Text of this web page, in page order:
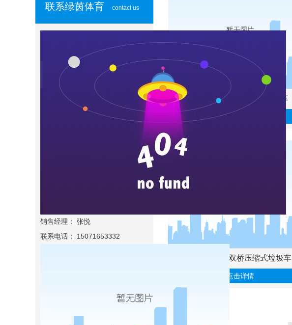
联系绿茵体育 contact us
销售经理： 张悦
联系电话： 15071653332
东风12吨压缩式对接垃圾车
点击详情
东风天龙后双桥压缩式垃圾车
点击详情